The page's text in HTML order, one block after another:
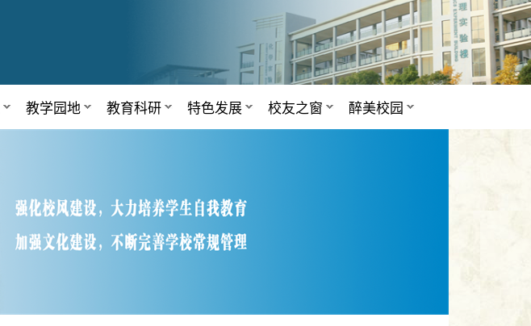
教学园地 教育科研 特色发展 校友之窗 醉美校园